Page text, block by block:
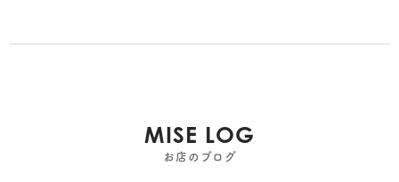
MISE LOG
お店のブログ